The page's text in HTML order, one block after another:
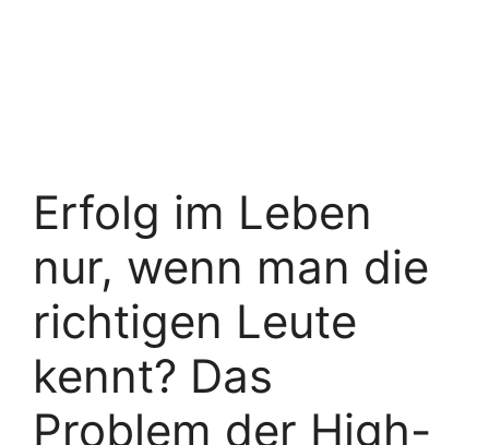
Erfolg im Leben
nur, wenn man die
richtigen Leute
kennt? Das
Problem der High-